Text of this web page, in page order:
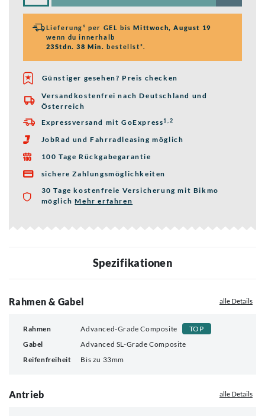
Lieferung¹ per GEL bisMittwoch, August 19
wenn du innerhalb
23Stdn. 38 Min. bestellst².
Günstiger gesehen? Preis checken

Versandkostenfrei nach Deutschland und
Österreich
 Expressversand mit GoExpress1,2
 JobRad und Fahrradleasing möglich
 100 Tage Rückgabegarantie

sichere Zahlungsmöglichkeiten
30 Tage kostenfreie Versicherung mit Bikmo
möglichMehr erfahren
Spezifikationen
Rahmen & Gabel alle Details
Rahmen Advanced-Grade Composite
TOP
Gabel
Advanced SL-Grade Composite
Reifenfreiheit
Bis zu 33mm
Antrieb alle Details